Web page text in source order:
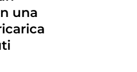
una